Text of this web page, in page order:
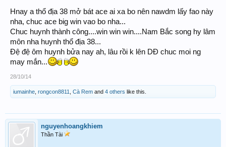
Hnay a thổ địa 38 mở bát ace ai xa bo nên nawdm lấy fao này
nha, chuc ace big win vao bo nha...
Chuc huynh thành công....win win win....Nam Bắc song hy lâm
môn nha huynh thổ địa 38...
Đệ đệ ôm huynh bửa nay ah, lâu rồi k lên DĐ chuc moi ng
may mắn...
28/10/14
iumainhe rongcon8811 Cà Rem and 4 others like this.
nguyenhoangkhiem
Thần Tài